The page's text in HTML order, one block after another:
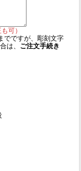
可）
でですが、彫刻文字
は、 ご注文手続き